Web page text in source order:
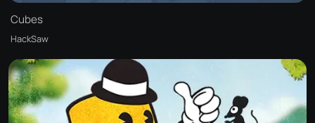
Cubes
HackSaw